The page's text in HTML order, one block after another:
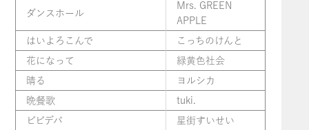
ダンスホール
Mrs. GREEN
APPLE
はいよろこんで こっちのけんと
花になって 緑黄色社会
晴る ヨルシカ
晩餐歌 tuki.
ビビデバ 星街すいせい